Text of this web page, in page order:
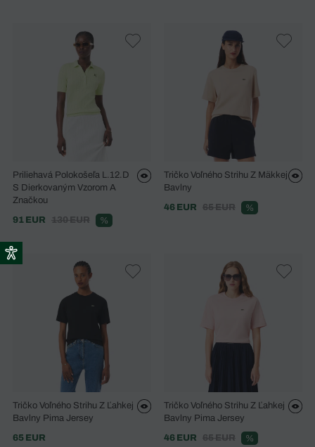
Priliehavá Polokošeľa L.12.D
S Dierkovaným Vzorom A
Značkou
91 EUR
130 EUR %
Tričko Voľného Strihu Z Mäkkej
Bavlny
46 EUR
65 EUR %
Tričko Voľného Strihu Z Ľahkej
Bavlny Pima Jersey
65 EUR
Tričko Voľného Strihu Z Ľahkej
Bavlny Pima Jersey
46 EUR
65 EUR %